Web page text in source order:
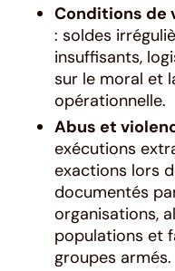
Conditions de
: soldes
insuffisants,
sur le moral et
opérationnelle.
Abus et
exécutions
exactions lors
documentés
organisations,
populations et
groupes armés.